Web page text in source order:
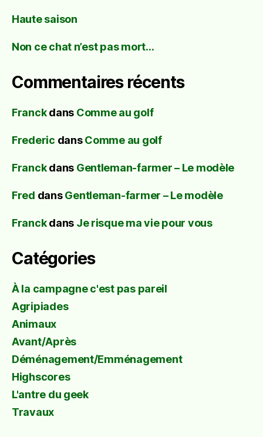
Haute saison
Non ce chat n’est pas mort…
Commentaires récents
Franckdans Comme au golf
Frederic dansComme au golf
Franckdans Gentleman-farmer – Le modèle
Fred dansGentleman-farmer – Le modèle
Franckdans Je risque ma vie pour vous
Catégories
À la campagne c'est pas pareil
Agripiades
Animaux
Avant/Après
Déménagement/Emménagement
Highscores
L'antre du geek
Travaux